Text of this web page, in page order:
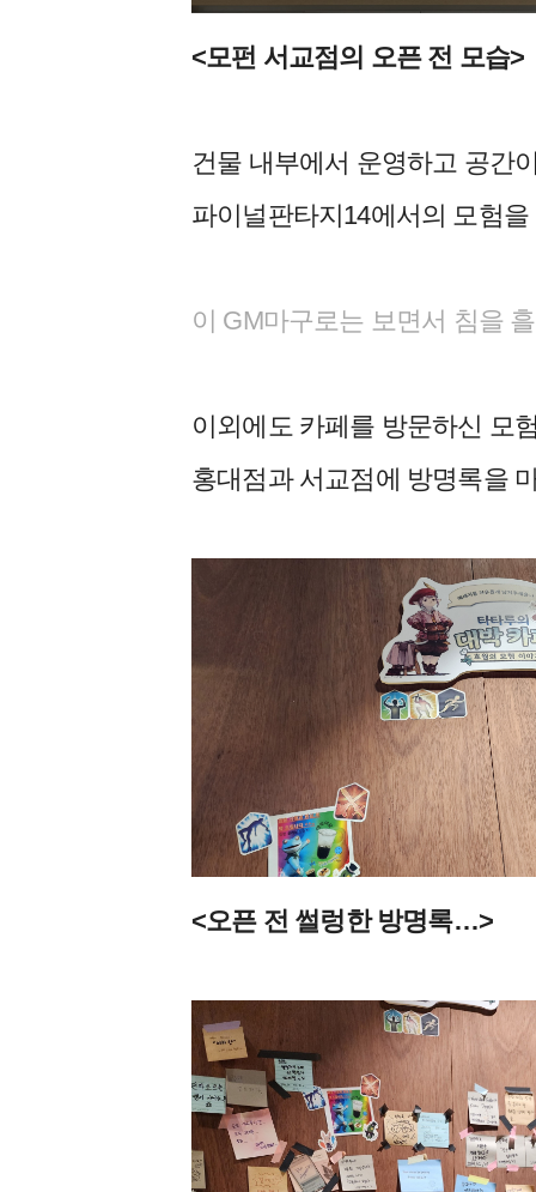
<모펀 서교점의 오픈 전 모습>
건물 내부에서 운영하고 공간
파이널판타지14에서의 모험
이 GM마구로는 보면서 침을
이외에도 카페를 방문하신 모
홍대점과 서교점에 방명록을
<오픈 전 썰렁한 방명록…>